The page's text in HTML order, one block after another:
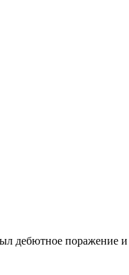
дебютное поражение